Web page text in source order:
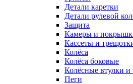
Детали каретки
Детали рулевой
Защита
Камеры и
Кассеты и
Колёса
Колёса боковые
Колёсные втулки и
Пеги